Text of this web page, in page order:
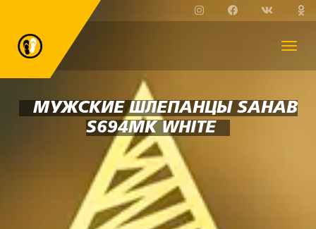
МУЖСКИЕ ШЛЕПАНЦЫ SAHAB
S694MK WHITE